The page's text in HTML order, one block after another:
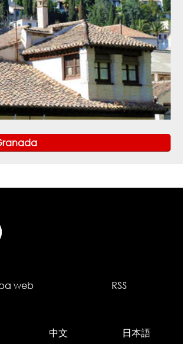
web RSS
中文 日本語